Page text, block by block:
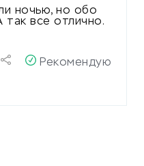
ночью, но обо
так все отлично.
Рекомендую